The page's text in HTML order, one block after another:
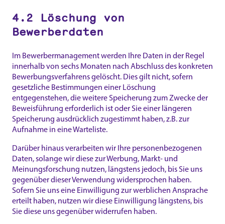
4.2 Löschung von
Bewerberdaten
Im Bewerbermanagement werden Ihre Daten in der Regel
innerhalb von sechs Monaten nach Abschluss des konkreten
Bewerbungsverfahrens gelöscht. Dies gilt nicht, sofern
gesetzliche Bestimmungen einer Löschung
entgegenstehen, die weitere Speicherung zum Zwecke der
Beweisführung erforderlich ist oder Sie einer längeren
Speicherung ausdrücklich zugestimmt haben, z.B. zur
Aufnahme in eine Warteliste.
Darüber hinaus verarbeiten wir Ihre personenbezogenen
Daten, solange wir diese zur Werbung, Markt- und
Meinungsforschung nutzen, längstens jedoch, bis Sie uns
gegenüber dieser Verwendung widersprochen haben.
Sofern Sie uns eine Einwilligung zur werblichen Ansprache
erteilt haben, nutzen wir diese Einwilligung längstens, bis
Sie diese uns gegenüber widerrufen haben.